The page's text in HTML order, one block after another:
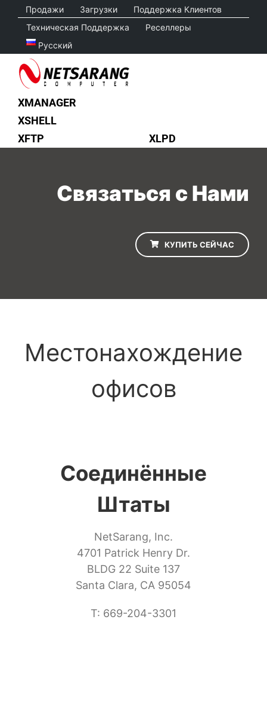
content
Продажи Загрузки
Поддержка Клиентов
Техническая Поддержка
Реселлеры
Русский
XMANAGER
XSHELL
XFTP
XLPD
Связаться с Нами
КУПИТЬ СЕЙЧАС
Местонахождение
офисов
Соединённые
Штаты
NetSarang, Inc.
4701 Patrick Henry Dr.
BLDG 22 Suite 137
Santa Clara, CA 95054
T: 669-204-3301